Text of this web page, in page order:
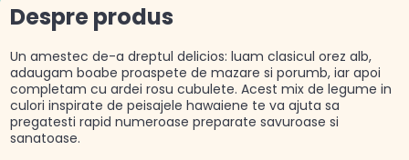
Despre produs
Un amestec de-a dreptul delicios: luam clasicul orez alb,
adaugam boabe proaspete de mazare si porumb, iar apoi
completam cu ardei rosu cubulete. Acest mix de legume in
culori inspirate de peisajele hawaiene te va ajuta sa
pregatesti rapid numeroase preparate savuroase si
sanatoase.